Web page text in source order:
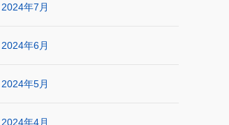
2024年7月
2024年6月
2024年5月
2024年4月